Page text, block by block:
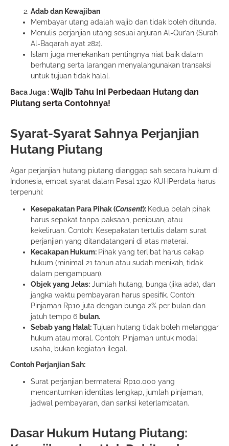
Adab dan Kewajiban
Membayar utang adalah wajib dan tidak boleh ditunda.
Menulis perjanjian utang sesuai anjuran Al-Qur’an (Surah
Al-Baqarah ayat 282).
Islam juga menekankan pentingnya niat baik dalam
berhutang serta larangan menyalahgunakan transaksi
untuk tujuan tidak halal.
Baca Juga :Wajib Tahu Ini Perbedaan Hutang dan
Piutang serta Contohnya!
Syarat-Syarat Sahnya Perjanjian
Hutang Piutang
Agar perjanjian hutang piutang dianggap sah secara hukum di
Indonesia, empat syarat dalam Pasal 1320 KUHPerdata harus
terpenuhi:
Kesepakatan Para Pihak (Consent): Kedua belah pihak
harus sepakat tanpa paksaan, penipuan, atau
kekeliruan. Contoh: Kesepakatan tertulis dalam surat
perjanjian yang ditandatangani di atas materai.
Kecakapan Hukum: Pihak yang terlibat harus cakap
hukum (minimal 21 tahun atau sudah menikah, tidak
dalam pengampuan).
Objek yang Jelas: Jumlah hutang, bunga (jika ada), dan
jangka waktu pembayaran harus spesifik. Contoh:
Pinjaman Rp10 juta dengan bunga 2% per bulan dan
jatuh tempo 6 bulan.
Sebab yang Halal:Tujuan hutang tidak boleh melanggar
hukum atau moral. Contoh: Pinjaman untuk modal
usaha, bukan kegiatan ilegal.
Contoh Perjanjian Sah:
Surat perjanjian bermaterai Rp10.000 yang
mencantumkan identitas lengkap, jumlah pinjaman,
jadwal pembayaran, dan sanksi keterlambatan.
Dasar Hukum Hutang Piutang: